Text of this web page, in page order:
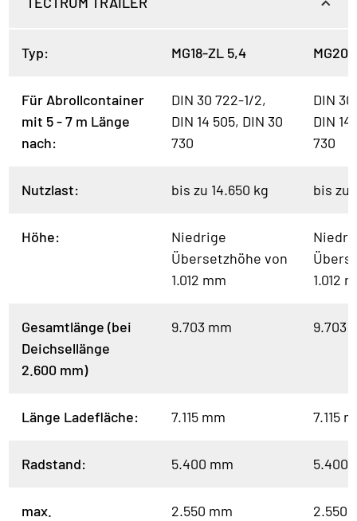
Typ: MG18-ZL 5,4
Für Abrollcontainer
mit 5 - 7 m Länge
nach:
DIN 30 722-1/2,
DIN 14 505, DIN 30
730
DIN
DIN
730
Nutzlast: bis zu 14.650 kg bis zu
Höhe:
Niedrige
Übersetzhöhe von
1.012 mm
1.012
Gesamtlänge (bei
Deichsellänge
2.600 mm)
9.703 mm 9.703
Länge Ladefläche: 7.115 mm 7.115
Radstand: 5.400 mm 5.400
max.
2.550 mm 2.550